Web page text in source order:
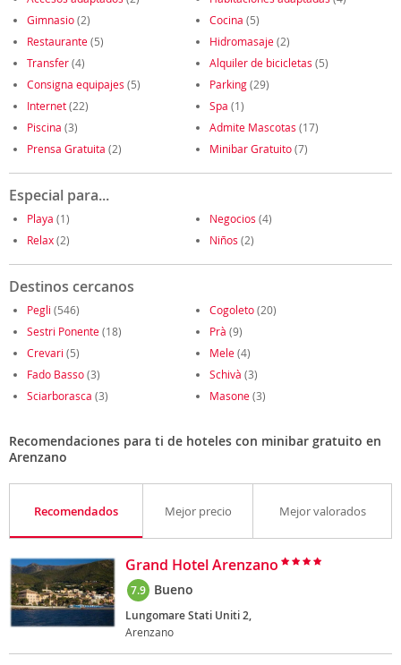
Gimnasio(2) Cocina (5)
Restaurante(5) Hidromasaje(2)
Transfer(4) Alquiler de bicicletas (5)
Consigna equipajes (5) Parking(29)
Internet(22) Spa (1)
Piscina (3) Admite Mascotas (17)
Prensa Gratuita (2) Minibar Gratuito(7)
Especial para...
Playa (1) Negocios (4)
Relax(2) Niños (2)
Destinos cercanos
Pegli (546) Cogoleto(20)
Sestri Ponente(18) Prà (9)
Crevari (5) Mele(4)
Fado Basso(3) Schivà (3)
Sciarborasca (3) Masone(3)
Recomendaciones para ti de hoteles con minibar gratuito en
Arenzano
Recomendados Mejor precio Mejor valorados
Grand Hotel Arenzano
7.9 Bueno
Lungomare Stati Uniti 2,
Arenzano